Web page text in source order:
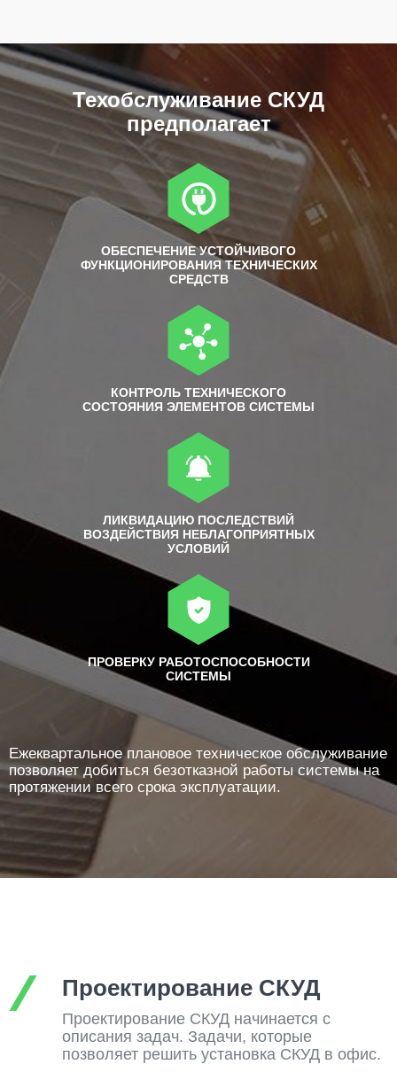
Техобслуживание СКУД
предполагает
ОБЕСПЕЧЕНИЕ УСТОЙЧИВОГО
ФУНКЦИОНИРОВАНИЯ ТЕХНИЧЕСКИХ
СРЕДСТВ
КОНТРОЛЬ ТЕХНИЧЕСКОГО
СОСТОЯНИЯ ЭЛЕМЕНТОВ СИСТЕМЫ
ЛИКВИДАЦИЮ ПОСЛЕДСТВИЙ
ВОЗДЕЙСТВИЯ НЕБЛАГОПРИЯТНЫХ
УСЛОВИЙ
ПРОВЕРКУ РАБОТОСПОСОБНОСТИ
СИСТЕМЫ
Ежеквартальное плановое техническое обслуживание
позволяет добиться безотказной работы системы на
протяжении всего срока эксплуатации.
Проектирование СКУД
Проектирование СКУД начинается с
описания задач. Задачи, которые
позволяет решить установка СКУД в офис.